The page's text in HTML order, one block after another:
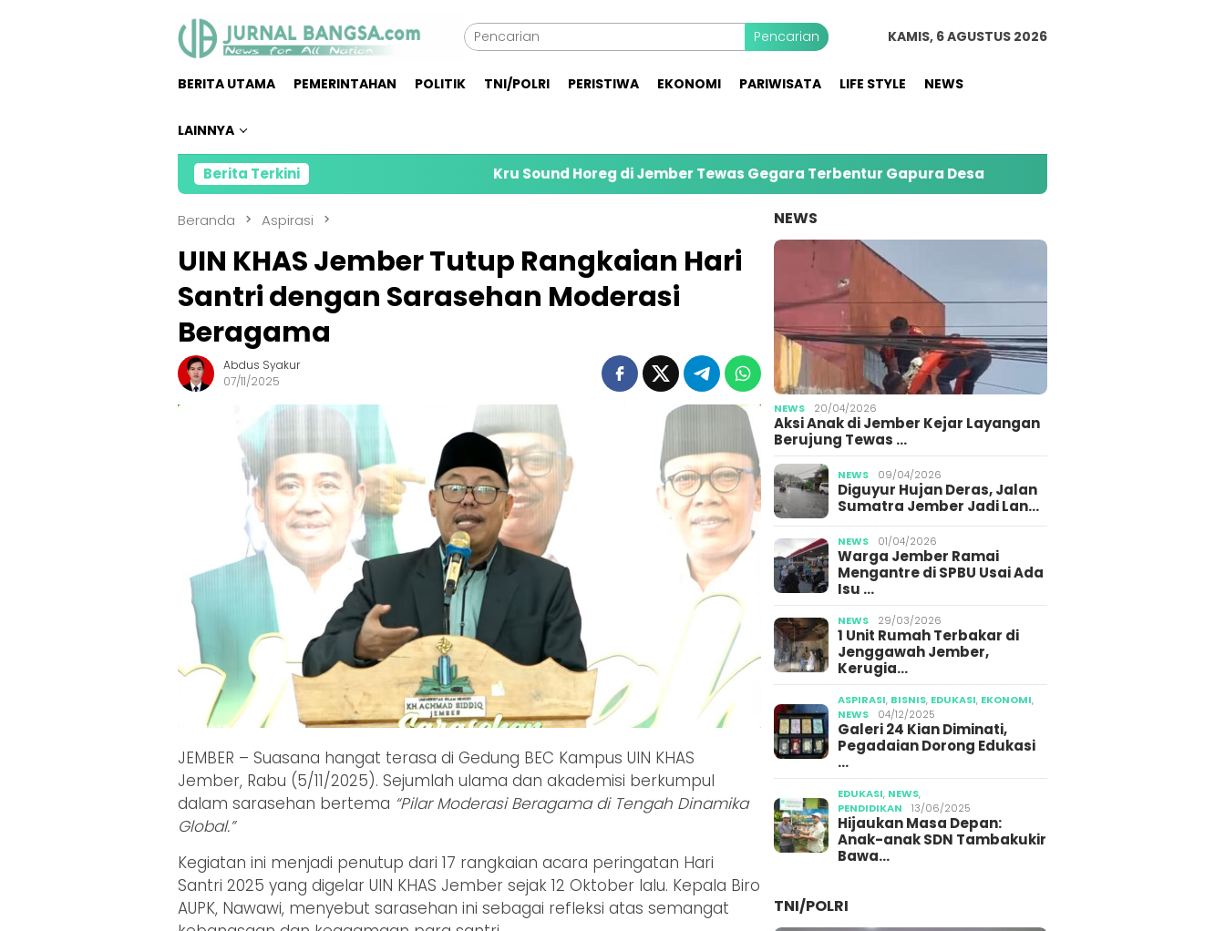
Pencarian KAMIS, 6 AGUSTUS 2026
BERITA UTAMA PEMERINTAHAN POLITIK TNI/POLRI PERISTIWA EKONOMI PARIWISATA LIFE STYLE NEWS
LAINNYA
Berita Terkini Kru Sound Horeg di Jember Tewas Gegara Terbentur Gapura Desa PMI Jember Salurkan 74 Ribu Liter
Beranda Aspirasi
UIN KHAS Jember Tutup Rangkaian Hari
Santri dengan Sarasehan Moderasi
Beragama
Abdus Syakur
07/11/2025
JEMBER – Suasana hangat terasa di Gedung BEC Kampus UIN KHAS
Jember, Rabu (5/11/2025). Sejumlah ulama dan akademisi berkumpul
dalam sarasehan bertema “Pilar Moderasi Beragama di Tengah Dinamika
Global.”
Kegiatan ini menjadi penutup dari 17 rangkaian acara peringatan Hari
Santri 2025 yang digelar UIN KHAS Jember sejak 12 Oktober lalu. Kepala Biro
AUPK, Nawawi, menyebut sarasehan ini sebagai refleksi atas semangat
NEWS
NEWS 20/04/2026
Aksi Anak di Jember Kejar Layangan
Berujung Tewas …
NEWS 09/04/2026
Diguyur Hujan Deras, Jalan
Sumatra Jember Jadi Lan…
NEWS 01/04/2026
Warga Jember Ramai
Mengantre di SPBU Usai Ada
Isu …
NEWS 29/03/2026
1 Unit Rumah Terbakar di
Jenggawah Jember,
Kerugia…
ASPIRASI, BISNIS, EDUKASI, EKONOMI,
NEWS
04/12/2025
Galeri 24 Kian Diminati,
Pegadaian Dorong Edukasi
…
EDUKASI, NEWS,
PENDIDIKAN
13/06/2025
Hijaukan Masa Depan:
Anak-anak SDN Tambakukir
Bawa…
TNI/POLRI